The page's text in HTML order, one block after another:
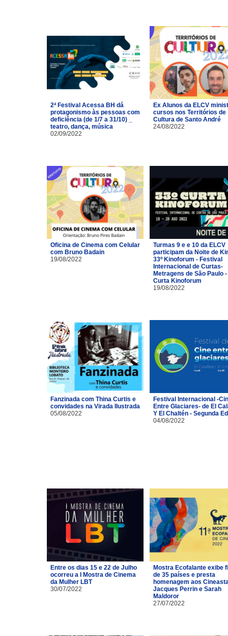
2ª Festival Acessa BH dá
protagonismo às pessoas com
deficiência (de 1/7 a 31/10) _
teatro, dança, música
02/09/2022
Ex Alunos da ELCV
cursos nos Territórios de
Cultura de Santo André
24/08/2022
Oficina de Cinema com Celular
com Bruno Badain
19/08/2022
Turmas 9 e e 10 da ELCV
participam da Noite de
33º Kinoforum - Festival
Internacional de Curtas-
Metragens de São Paulo -
Curta Kinoforum
19/08/2022
Fanzinada com Thina Curtis e
convidades na Virada Ilustrada
05/08/2022
Festival Internacional -
Entre Glaciares- de El
Y El Chaltén - Segunda
04/08/2022
Entre os dias 15 e 22 de Julho
ocorreu a I Mostra de Cinema
da Mulher LBT
30/07/2022
Mostra Ecofalante exibe
de 35 países e presta
homenagem aos
Jacques Perrin e Sarah
Maldoror
27/07/2022